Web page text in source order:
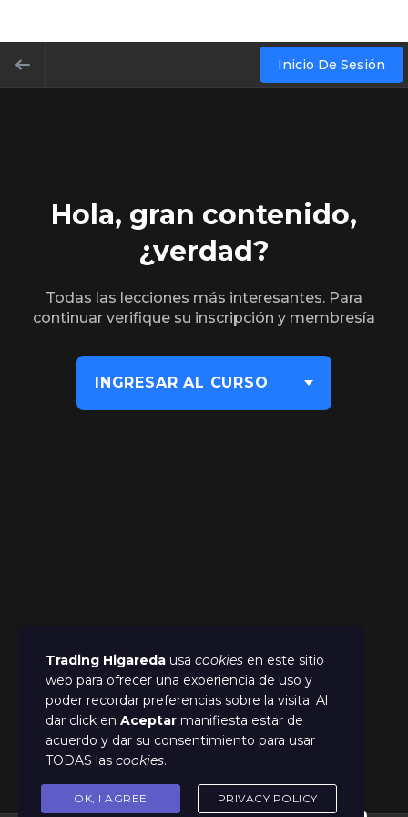
Inicio De Sesión
Hola, gran contenido,
¿verdad?
Todas las lecciones más interesantes. Para
continuar verifique su inscripción y membresía
INGRESAR AL CURSO
Trading Higareda usa cookies en este sitio
web para ofrecer una experiencia de uso y
poder recordar preferencias sobre la visita. Al
dar click en Aceptar manifiesta estar de
acuerdo y dar su consentimiento para usar
TODAS las cookies.
OK, I AGREE PRIVACY POLICY